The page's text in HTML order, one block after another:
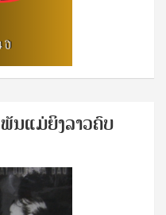
ນ​ແມ່​ຍິງ​​ລາວຄົບ​